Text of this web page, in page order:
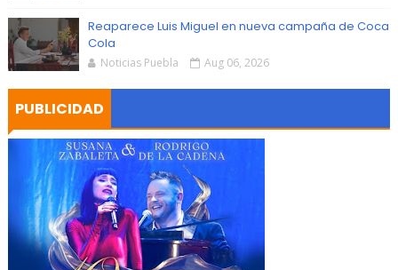
Reaparece Luis Miguel en nueva campaña de Coca
Cola
Noticias Puebla Aug 06, 2026
PUBLICIDAD